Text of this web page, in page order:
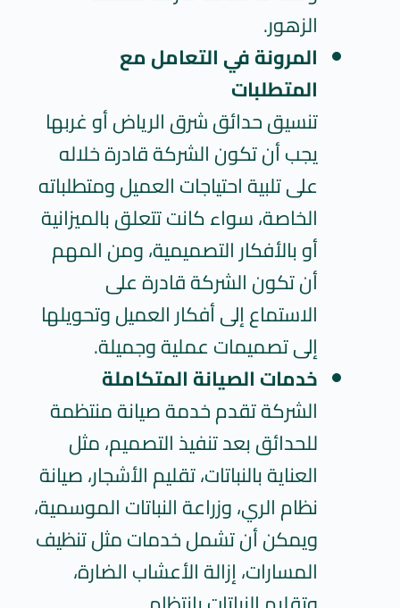
الزهور.
المرونة في التعامل مع
المتطلبات
تنسيق حدائق شرق الرياضأو غربها
يجب أن تكون الشركة قادرة خلاله
على تلبية احتياجات العميل ومتطلباته
الخاصة، سواء كانت تتعلق بالميزانية
أو بالأفكار التصميمية، ومن المهم
أن تكون الشركة قادرة على
الاستماع إلى أفكار العميل وتحويلها
إلى تصميمات عملية وجميلة.
خدمات الصيانة المتكاملة
الشركة تقدم خدمة صيانة منتظمة
للحدائق بعد تنفيذ التصميم، مثل
العناية بالنباتات، تقليم الأشجار، صيانة
نظام الري، وزراعة النباتات الموسمية،
ويمكن أن تشمل خدمات مثل تنظيف
المسارات، إزالة الأعشاب الضارة،